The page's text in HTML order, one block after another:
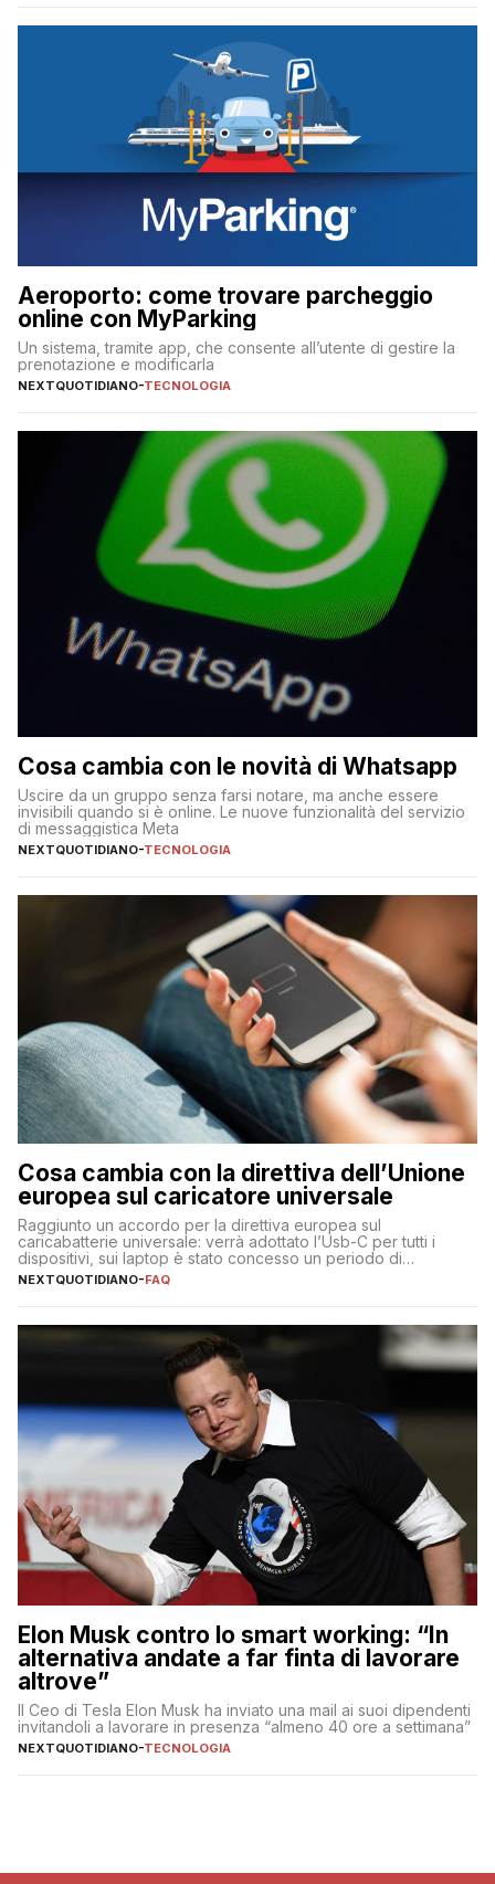
Aeroporto: come trovare parcheggio
online con MyParking
Un sistema, tramite app, che consente all’utente di gestire la
prenotazione e modificarla
NEXTQUOTIDIANO-TECNOLOGIA
Cosa cambia con le novità di Whatsapp
Uscire da un gruppo senza farsi notare, ma anche essere
invisibili quando si è online. Le nuove funzionalità del servizio
di messaggistica Meta
NEXTQUOTIDIANO-TECNOLOGIA
Cosa cambia con la direttiva dell’Unione
europea sul caricatore universale
Raggiunto un accordo per la direttiva europea sul
caricabatterie universale: verrà adottato l’Usb-C per tutti i
dispositivi, sui laptop è stato concesso un periodo di
adeguamento di 40 mesi
NEXTQUOTIDIANO-FAQ
Elon Musk contro lo smart working: “In
alternativa andate a far finta di lavorare
altrove”
Il Ceo di Tesla Elon Musk ha inviato una mail ai suoi dipendenti
invitandoli a lavorare in presenza “almeno 40 ore a settimana”
NEXTQUOTIDIANO-TECNOLOGIA